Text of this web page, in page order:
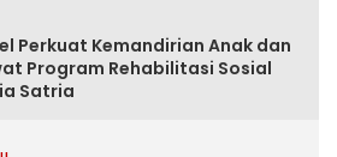
Perkuat Kemandirian Anak dan
Program Rehabilitasi Sosial
Satria